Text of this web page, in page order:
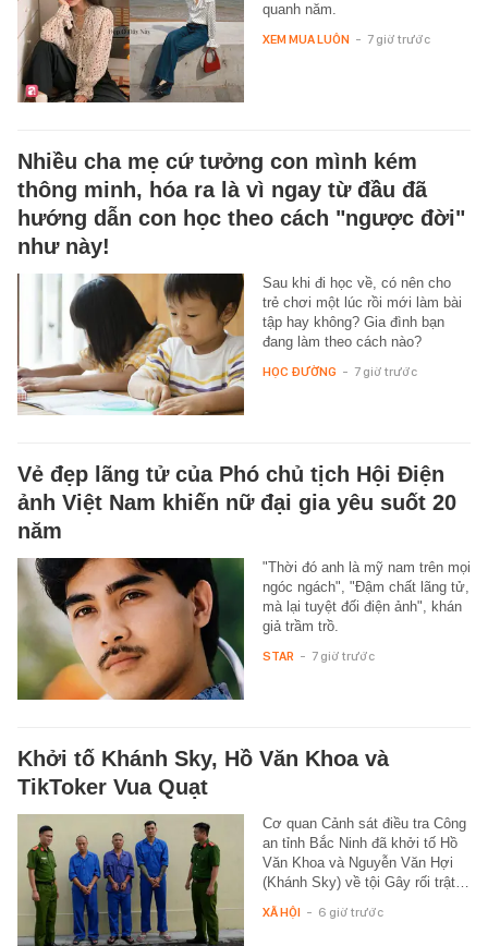
quanh năm.
XEM MUA LUÔN - 7 giờ trước
Nhiều cha mẹ cứ tưởng con mình kém
thông minh, hóa ra là vì ngay từ đầu đã
hướng dẫn con học theo cách "ngược đời"
như này!
Sau khi đi học về, có nên cho
trẻ chơi một lúc rồi mới làm bài
tập hay không? Gia đình bạn
đang làm theo cách nào?
HỌC ĐƯỜNG - 7 giờ trước
Vẻ đẹp lãng tử của Phó chủ tịch Hội Điện
ảnh Việt Nam khiến nữ đại gia yêu suốt 20
năm
"Thời đó anh là mỹ nam trên mọi
ngóc ngách", "Đậm chất lãng tử,
mà lại tuyệt đối điện ảnh", khán
giả trầm trồ.
STAR - 7 giờ trước
Khởi tố Khánh Sky, Hồ Văn Khoa và
TikToker Vua Quạt
Cơ quan Cảnh sát điều tra Công
an tỉnh Bắc Ninh đã khởi tố Hồ
Văn Khoa và Nguyễn Văn Hợi
(Khánh Sky) về tội Gây rối trật…
XÃ HỘI - 6 giờ trước